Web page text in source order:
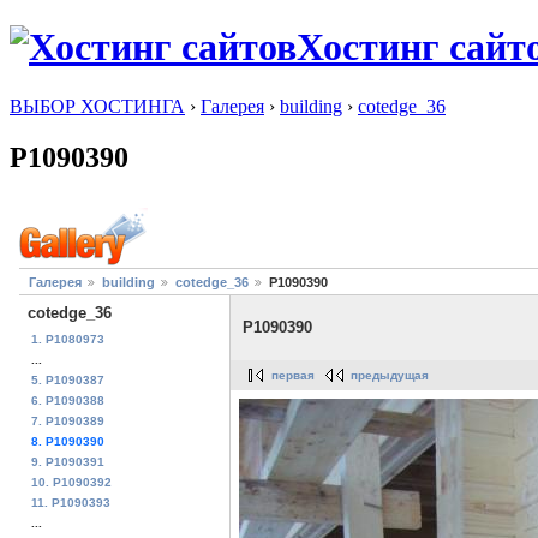
Хостинг
ВЫБОР ХОСТИНГА › Галерея › building › cotedge_36
P1090390
Галерея building cotedge_36 P1090390
cotedge_36
1. P1080973
...
5. P1090387
6. P1090388
7. P1090389
8. P1090390
9. P1090391
10. P1090392
11. P1090393
...
P1090390
первая предыдущая